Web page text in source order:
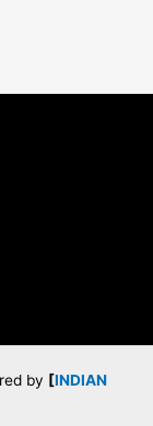
by [INDIAN